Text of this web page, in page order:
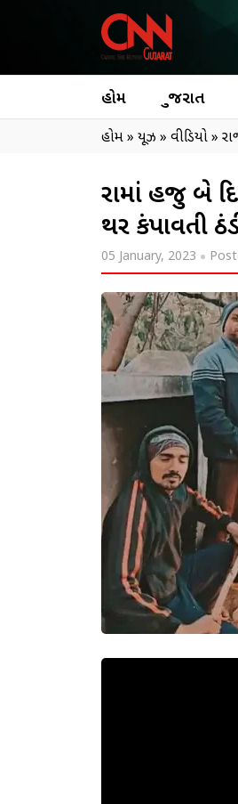
હોમ ગુજરાત
હોમ» ન્યૂઝ » વીડિયો»
રાજ્યમાં હજુ બે
થર કંપાવતી
05 January, 2023